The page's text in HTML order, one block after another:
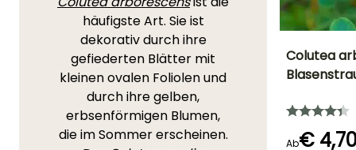
häufigste Art. Sie ist
dekorativ durch ihre
gefiederten Blätter mit
kleinen ovalen Foliolen und
durch ihre gelben,
erbsenförmigen Blumen,
die im Sommer erscheinen.
Colutea
Ab€